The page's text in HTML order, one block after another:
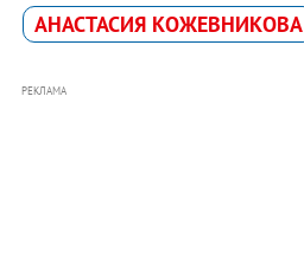
АНАСТАСИЯ КОЖЕВНИКОВА
РЕКЛАМА